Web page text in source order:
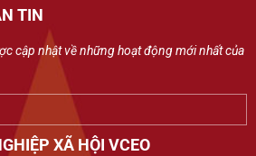
TIN
cập nhật về những hoạt động mới nhất của
XÃ HỘI VCEO